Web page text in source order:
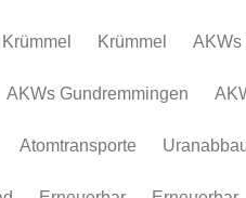
Krümmel Krümmel AKWs
AKWs Gundremmingen
Atomtransporte